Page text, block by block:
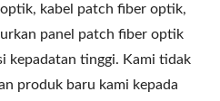
kabel patch fiber optik,
panel patch fiber optik
kepadatan tinggi. Kami tidak
produk baru kami kepada